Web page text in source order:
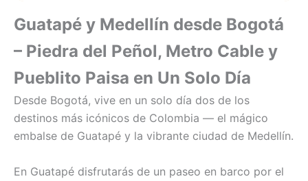
Guatapé y Medellín desde Bogotá
– Piedra del Peñol, Metro Cable y
Pueblito Paisa en Un Solo Día
Desde Bogotá, vive en un solo día dos de los
destinos más icónicos de Colombia — el mágico
embalse de Guatapé y la vibrante ciudad de Medellín.
En Guatapé disfrutarás de un paseo en barco por el